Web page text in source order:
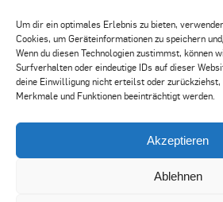
Um dir ein optimales Erlebnis zu bieten,
Cookies, um Geräteinformationen zu speichern
Wenn du diesen Technologien zustimmst, können
Surfverhalten oder eindeutige IDs auf dieser
deine Einwilligung nicht erteilst oder
Merkmale und Funktionen beeinträchtigt werden.
Akzeptieren
Ablehnen
erweitert wurde (ohne
Vollständigkeit). Wer noch
Empfehlungen hat, kann
Zielsetzung
Welche Bildgebung für welche
Fragestellung? Hier…